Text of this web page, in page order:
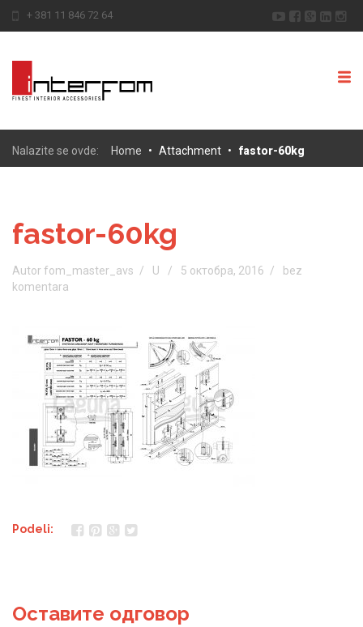
+ 381 11 846 72 64
Nalazite se ovde: Home • Attachment • fastor-60kg
fastor-60kg
Autor fom_master_avs U 5 октобра, 2016
bez
komentara
Podeli:
Оставите одговор